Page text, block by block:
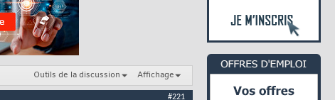
Outils de la discussion Affichage
#221